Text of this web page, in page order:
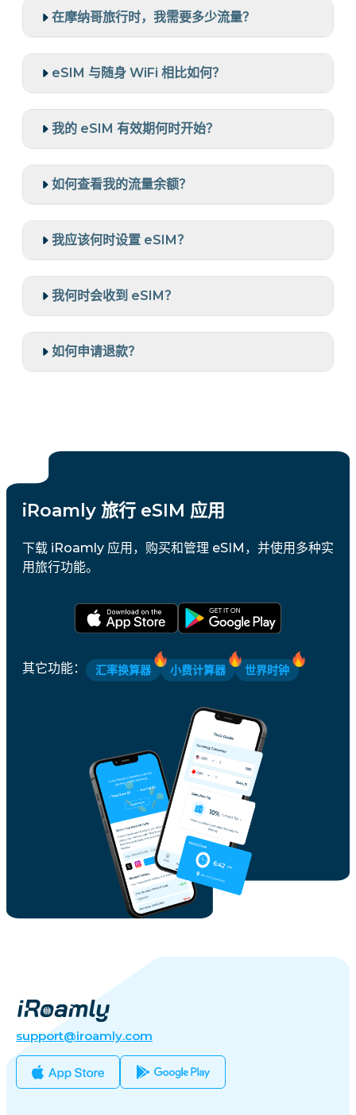
在摩纳哥旅行时，我需要多少流量？
eSIM 与随身 WiFi 相比如何？
我的 eSIM 有效期何时开始？
如何查看我的流量余额？
我应该何时设置 eSIM？
我何时会收到 eSIM？
如何申请退款？
iRoamly 旅行 eSIM 应用
下载 iRoamly 应用，购买和管理 eSIM，并使用多种实
用旅行功能。
其它功能： 汇率换算器 小费计算器 世界时钟
support@iroamly.com